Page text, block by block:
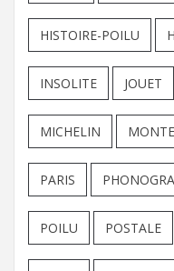
HISTOIRE-POILU
INSOLITE JOUET
MICHELIN
PARIS
POILU POSTALE